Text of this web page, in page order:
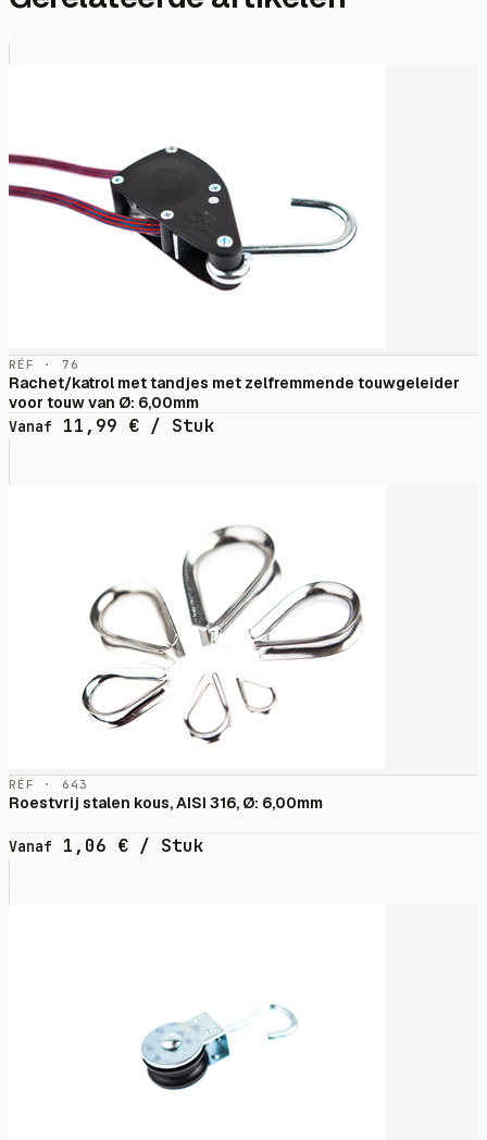
RÉF · 76
Rachet/katrol met tandjes met zelfremmende touwgeleider
voor touw van Ø: 6,00mm
Vanaf
11,99 € / Stuk
RÉF · 643
Roestvrij stalen kous, AISI 316, Ø: 6,00mm
Vanaf 1,06 € / Stuk